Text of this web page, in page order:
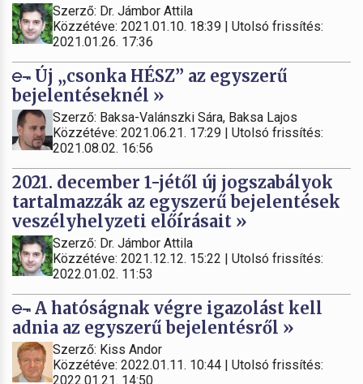
Szerző: Dr. Jámbor Attila
Közzétéve: 2021.01.10. 18:39 | Utolsó frissítés:
2021.01.26. 17:36
Új „csonka HÉSZ” az egyszerű
bejelentéseknél »
Szerző: Baksa-Valánszki Sára, Baksa Lajos
Közzétéve: 2021.06.21. 17:29 | Utolsó frissítés:
2021.08.02. 16:56
2021. december 1-jétől új jogszabályok
tartalmazzák az egyszerű bejelentések
veszélyhelyzeti előírásait »
Szerző: Dr. Jámbor Attila
Közzétéve: 2021.12.12. 15:22 | Utolsó frissítés:
2022.01.02. 11:53
A hatóságnak végre igazolást kell
adnia az egyszerű bejelentésről »
Szerző: Kiss Andor
Közzétéve: 2022.01.11. 10:44 | Utolsó frissítés:
2022.01.21. 14:50